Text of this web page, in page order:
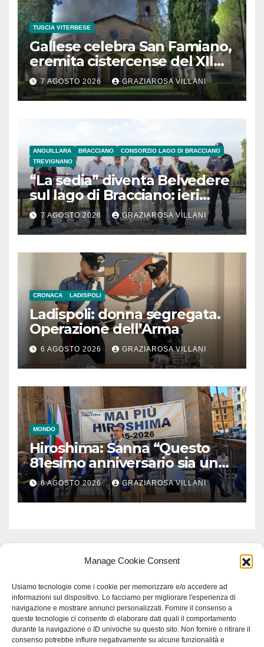
Manage Cookie Consent
Usiamo tecnologie come i cookie per memorizzare e/o accedere ad
informazioni sul dispositivo. Lo facciamo per migliorare l'esperienza di
navigazione e mostrare annunci personalizzati. Fornire il consenso a
queste tecnologie ci consente di elaborare dati quali il comportamento
durante la navigazione o ID univoche su questo sito. Non fornire o ritirare il
consenso potrebbe influire negativamente su alcune funzionalità e
TUSCIA VITERBESE
Gallese celebra San Famiano,
eremita cistercense del XII
secolo
7 AGOSTO 2026 GRAZIAROSA VILLANI
ANGUILLARA BRACCIANO
CONSORZIO LAGO DI BRACCIANO
TREVIGNANO
“La sedia” diventa Belvedere
sul lago di Bracciano: ieri
l’inaugurazione
7 AGOSTO 2026 GRAZIAROSA VILLANI
CRONACA LADISPOLI
Ladispoli: donna segregata.
Operazione dell’Arma
6 AGOSTO 2026 GRAZIAROSA VILLANI
MONDO
Hiroshima: Sanna “Questo
81esimo anniversario sia un
monito per tutti”
6 AGOSTO 2026 GRAZIAROSA VILLANI